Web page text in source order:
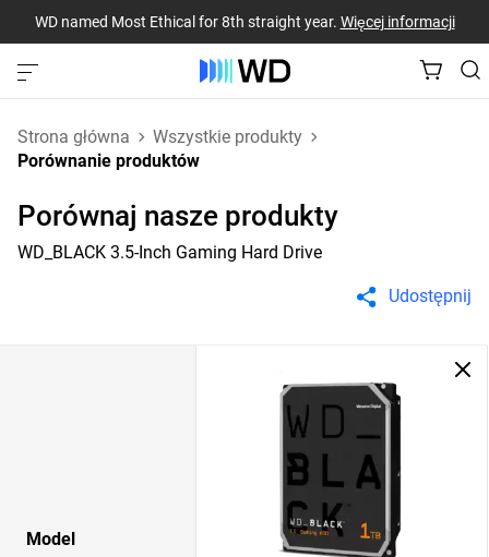
WD named Most Ethical for 8th straight year. Więcej informacji
Strona główna
Wszystkie produkty
Porównanie produktów
Porównaj nasze produkty
WD_BLACK 3.5-Inch Gaming Hard Drive
Udostępnij
Model